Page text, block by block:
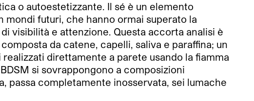
o autoestetizzante. Il sé è un elemento
futuri, che hanno ormai superato la
visibilità e attenzione. Questa accorta analisi è
da catene, capelli, saliva e paraffina; un
direttamente a parete usando la fiamma
si sovrappongono a composizioni
passa completamente inosservata, sei lumache